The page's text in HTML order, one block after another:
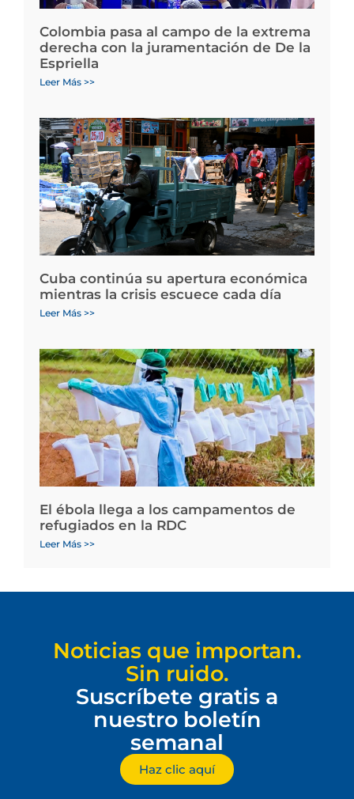
Colombia pasa al campo de la extrema
derecha con la juramentación de De la
Espriella
Leer Más >>
Cuba continúa su apertura económica
mientras la crisis escuece cada día
Leer Más >>
El ébola llega a los campamentos de
refugiados en la RDC
Leer Más >>
Noticias que importan.
Sin ruido.
Suscríbete gratis a
nuestro boletín
semanal
Haz clic aquí